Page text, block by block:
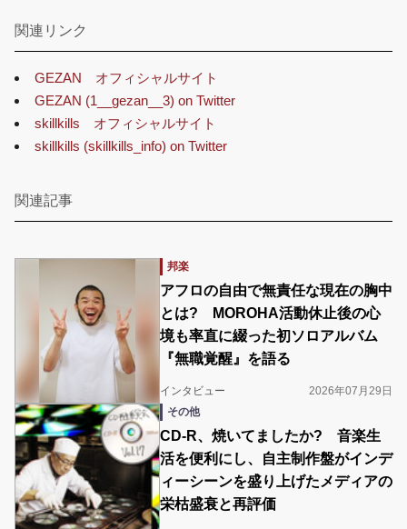
関連リンク
GEZAN オフィシャルサイト
GEZAN (1__gezan__3) on Twitter
skillkills オフィシャルサイト
skillkills (skillkills_info) on Twitter
関連記事
邦楽
アフロの自由で無責任な現在の胸中
とは? MOROHA活動休止後の心
境も率直に綴った初ソロアルバム
『無職覚醒』を語る
インタビュー
2026年07月29日
その他
CD-R、焼いてましたか? 音楽生
活を便利にし、自主制作盤がインデ
ィーシーンを盛り上げたメディアの
栄枯盛衰と再評価